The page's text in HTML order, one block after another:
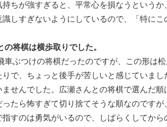
ちが強すぎると、平常心を損なうというか
しすぎないようにしているので、「特にこ
将棋は横歩取りでした。
ぶつけの将棋だったのですが、この形は
で、ちょっと後手が苦しいと感じていまし
せんでした。広瀬さんとの将棋で選んだ順
たら怖すぎて切り捨てそうな順なのですが
すのは勇気がいるので、しばらくしてから